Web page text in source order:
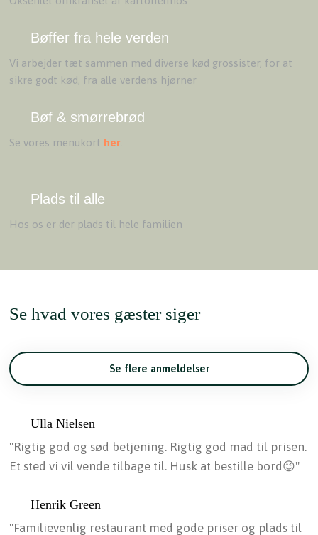
Bøffer fra hele verden
​Vi arbejder tæt sammen med diverse kød grossister, for at
sikre godt kød, fra alle verdens hjørner
​Bøf & smørrebrød
Se vores menukort her
​Plads til alle
Hos os er der plads til hele familien
Se hvad vores gæster siger
Se flere anmeldelser
Ulla Nielsen
"Rigtig god og sød betjening. Rigtig god mad til prisen.
Et sted vi vil vende tilbage til. Husk at bestille bord😉"
Henrik Green
"Familievenlig restaurant med gode priser og plads til